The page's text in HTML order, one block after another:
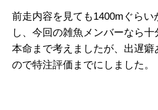
前走内容を見ても1400mぐらい
し、今回の雑魚メンバーなら十
本命まで考えましたが、出遅
ので特注評価までにしました。